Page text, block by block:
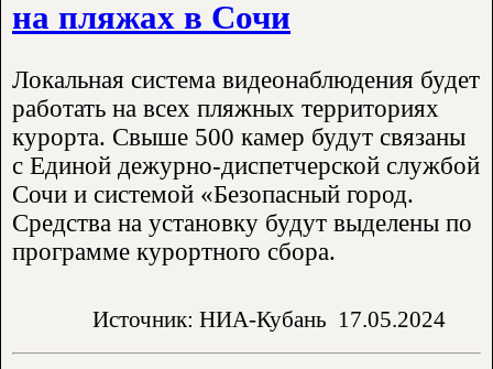
на пляжах в Сочи
Локальная система видеонаблюдения будет
работать на всех пляжных территориях
курорта. Свыше 500 камер будут связаны
с Единой дежурно-диспетчерской службой
Сочи и системой «Безопасный город.
Средства на установку будут выделены по
программе курортного сбора.
Источник: НИА-Кубань 17.05.2024